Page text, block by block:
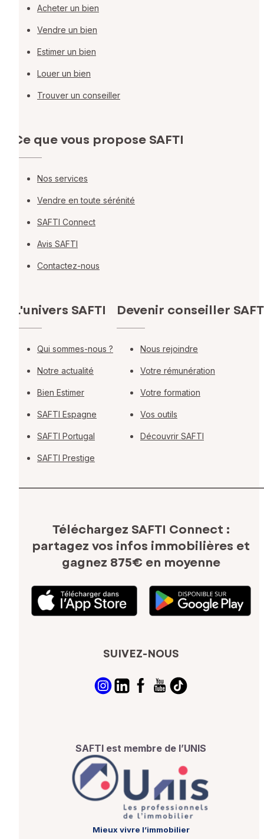
Acheter un bien
Vendre un bien
Estimer un bien
Louer un bien
Trouver un conseiller
Ce que vous propose SAFTI
Nos services
Vendre en toute sérénité
SAFTI Connect
Avis SAFTI
Contactez-nous
L'univers SAFTI
Qui sommes-nous ?
Notre actualité
Bien Estimer
SAFTI Espagne
SAFTI Portugal
SAFTI Prestige
Devenir conseiller
Nous rejoindre
Votre rémunération
Votre formation
Vos outils
Découvrir SAFTI
Téléchargez SAFTI Connect :
partagez vos infos immobilières et
gagnez 875€ en moyenne
SUIVEZ-NOUS
SAFTI est membre de l’UNIS
Mieux vivre l’immobilier